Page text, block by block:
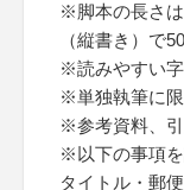
※脚本の長さ
（縦書き）で
※読みやすい
※単独執筆に
※参考資料、
※以下の事項
タイトル・郵